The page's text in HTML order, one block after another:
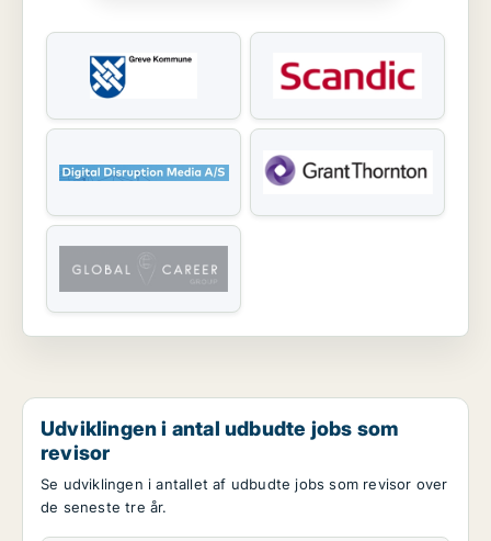
Udviklingen i antal udbudte jobs som
revisor
Se udviklingen i antallet af udbudte jobs som revisor over
de seneste tre år.